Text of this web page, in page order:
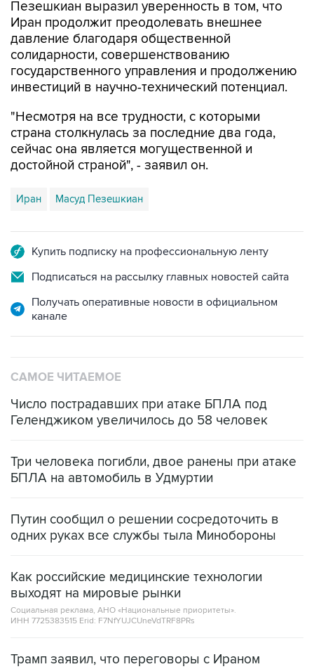
давление благодаря общественной
солидарности, совершенствованию
государственного управления и продолжению
инвестиций в научно-технический потенциал.
"Несмотря на все трудности, с которыми
сейчас она является могущественной и
достойной страной", - заявил он.
Иран Масуд Пезешкиан
Подписаться на рассылку главных новостей сайта
Получать оперативные новости в официальном
канале
Число пострадавших при атаке БПЛА под
Три человека погибли, двое ранены при атаке
Путин сообщил о решении сосредоточить в
Как российские медицинские технологии
Социальная реклама, АНО «Национальные приоритеты».
ИНН 7725383515 Erid: F7NfYUJCUneVdTRF8PRs